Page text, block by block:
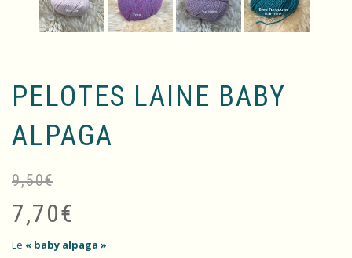
PELOTES LAINE BABY
ALPAGA
9,50€
7,70€
Le « baby alpaga »